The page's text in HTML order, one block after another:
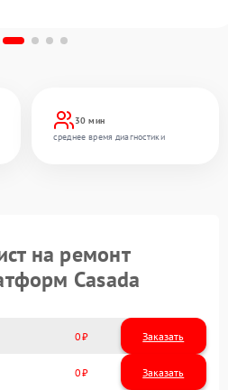
30 мин
среднее время диагностики
на ремонт
Casada
0 Заказать
0 Заказать